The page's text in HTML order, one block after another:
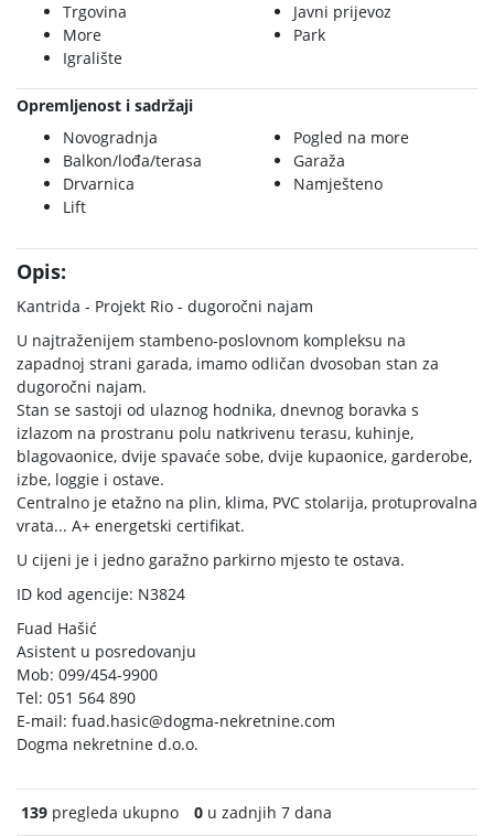
Trgovina
Javni prijevoz
More
Park
Igralište
Opremljenost i sadržaji
Novogradnja
Pogled na more
Balkon/lođa/terasa
Garaža
Drvarnica
Namješteno
Lift
Opis:
Kantrida - Projekt Rio - dugoročni najam
U najtraženijem stambeno-poslovnom kompleksu na
zapadnoj strani garada, imamo odličan dvosoban stan za
dugoročni najam.
Stan se sastoji od ulaznog hodnika, dnevnog boravka s
izlazom na prostranu polu natkrivenu terasu, kuhinje,
blagovaonice, dvije spavaće sobe, dvije kupaonice, garderobe,
izbe, loggie i ostave.
Centralno je etažno na plin, klima, PVC stolarija, protuprovalna
vrata... A+ energetski certifikat.
U cijeni je i jedno garažno parkirno mjesto te ostava.
ID kod agencije: N3824
Fuad Hašić
Asistent u posredovanju
Mob: 099/454-9900
Tel: 051 564 890
E-mail: fuad.hasic@dogma-nekretnine.com
Dogma nekretnine d.o.o.
139 pregleda ukupno 0 u zadnjih 7 dana